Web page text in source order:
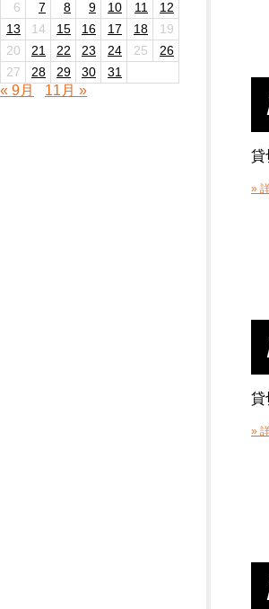
6
7 8 9 10 11
12
13
14 15 16 17 18
19
20
21 22 23 24 25
26
27
28 29 30 31
« 9月 11月 »
貸
»
貸
»